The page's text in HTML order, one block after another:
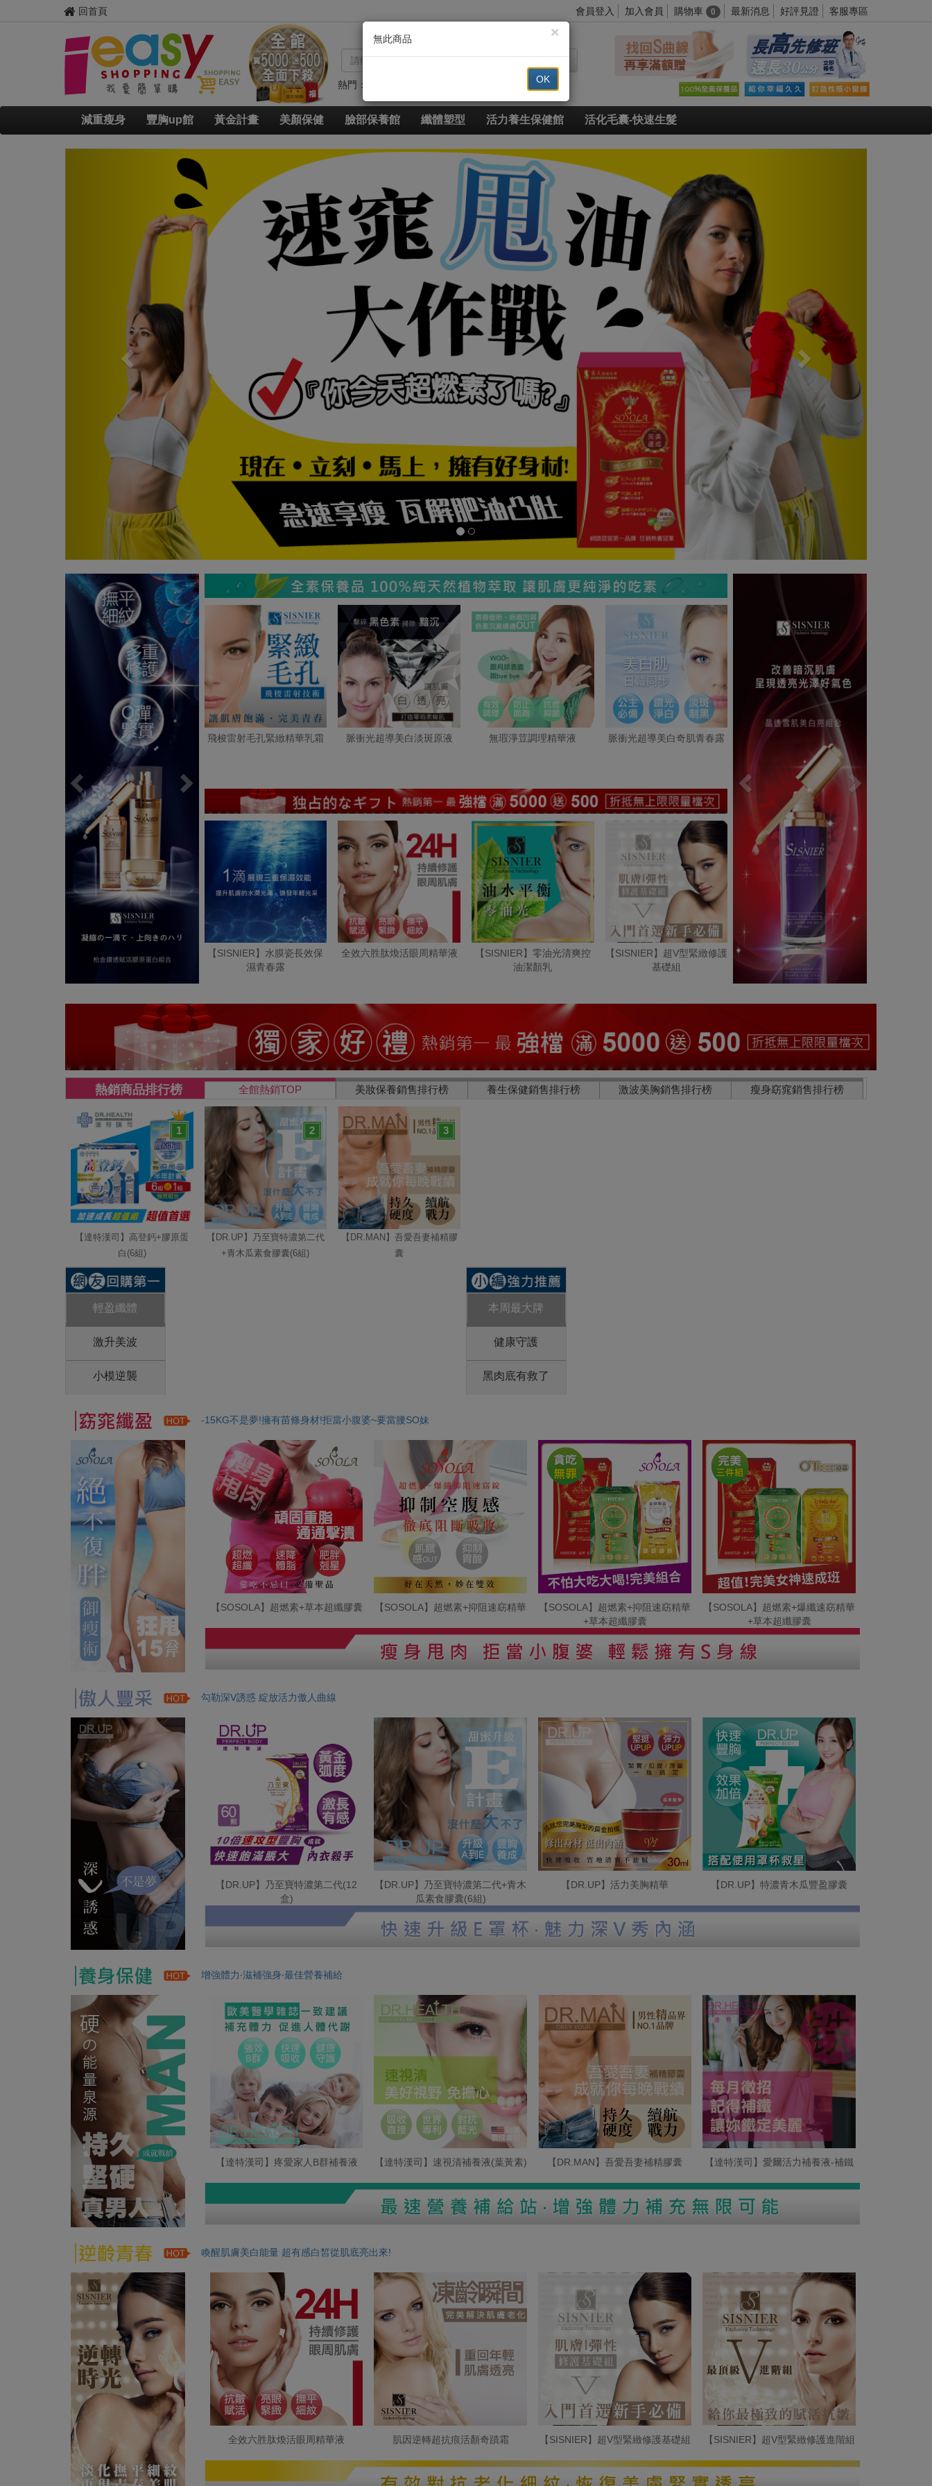
回首頁 會員登入 加入會員 購物車 0 最新消息 好評見證 客服專區
搜尋
熱門：
脈衝光超導美白奇肌青春露 久賜良吾 速燃代謝 速窈卡尼酸左旋肉鹼
減重瘦身 豐胸up館 黃金計畫 美顏保健 臉部保養館 纖體塑型 活力養生保健館 活化毛囊-快速生髮
Previous
Previous Next
飛梭雷射毛孔緊緻精華乳霜 脈衝光超導美白淡斑原液 無瑕淨荳調理精華液 脈衝光超導美白奇肌青春露
【SISNIER】水膜瓷長效保
濕青春露
全效六胜肽煥活眼周精華液
【SISNIER】零油光清爽控
油潔顏乳
【SISNIER】超V型緊緻修護
基礎組
熱銷商品排行榜 全館熱銷TOP 美妝保養銷售排行榜 養生保健銷售排行榜 激波美胸銷售排行榜 瘦身窈窕銷售排行榜
1
【達特漢司】高登鈣+膠原蛋
白(6組)
2
【DR.UP】乃至寶特濃第二代
+青木瓜素食膠囊(6組)
3
【DR.MAN】吾愛吾妻補精膠
囊
輕盈纖體
激升美波
小模逆襲
本周最大牌
健康守護
黑肉底有救了
-15KG不是夢!擁有苗條身材!拒當小腹婆~要當腰SO妹
【SOSOLA】超燃素+草本超纖膠囊 【SOSOLA】超燃素+抑阻速窈精華
【SOSOLA】超燃素+抑阻速窈精華
+草本超纖膠囊
【SOSOLA】超燃素+爆纖速窈精華
+草本超纖膠囊
勾勒深V誘惑 綻放活力傲人曲線
【DR.UP】乃至寶特濃第二代(12
盒)
【DR.UP】乃至寶特濃第二代+青木
瓜素食膠囊(6組)
【DR.UP】活力美胸精華 【DR.UP】特濃青木瓜豐盈膠囊
增強體力‧滋補強身‧最佳營養補給
【達特漢司】疼愛家人B群補養液 【達特漢司】速視清補養液(葉黃素) 【DR.MAN】吾愛吾妻補精膠囊 【達特漢司】愛爾活力補養液-補鐵
喚醒肌膚美白能量 超有感白皙從肌底亮出來!
全效六胜肽煥活眼周精華液 肌因逆轉超抗痕活顏奇蹟霜 【SISNIER】超V型緊緻修護基礎組 【SISNIER】超V型緊緻修護進階組
×
無此商品
OK